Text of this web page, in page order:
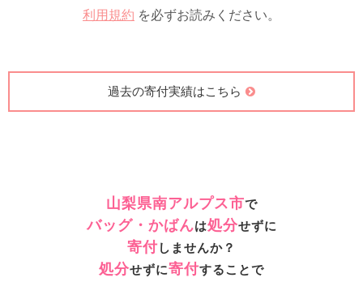
利用規約 を必ずお読みください。
過去の寄付実績はこちら
山梨県南アルプス市で
バッグ・かばんは処分せずに
寄付しませんか？
処分せずに寄付することで